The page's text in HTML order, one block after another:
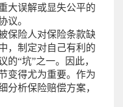
大误解或显失公平的
议。
保险人对保险条款缺
，制定对自己有利的
“坑”之一。因此，
变得尤为重要。作为
分析保险赔偿方案，